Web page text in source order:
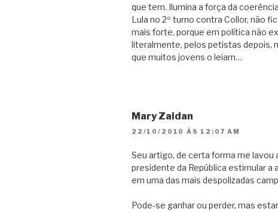
que tem. Ilumina a força da
Lula no 2º turno contra Collor, não
mais forte, porque em política não
literalmente, pelos petistas depois,
que muitos jovens o leiam…
Mary Zaidan
22/10/2010 ÀS 12:07 AM
Seu artigo, de certa forma me lavou
presidente da República estimular
em uma das mais despolizadas
Pode-se ganhar ou perder, mas